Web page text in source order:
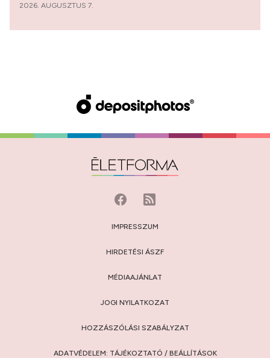
2026. AUGUSZTUS 7.
IMPRESSZUM
HIRDETÉSI ÁSZF
MÉDIAAJÁNLAT
JOGI NYILATKOZAT
HOZZÁSZÓLÁSI SZABÁLYZAT
ADATVÉDELEM: TÁJÉKOZTATÓ / BEÁLLÍTÁSOK